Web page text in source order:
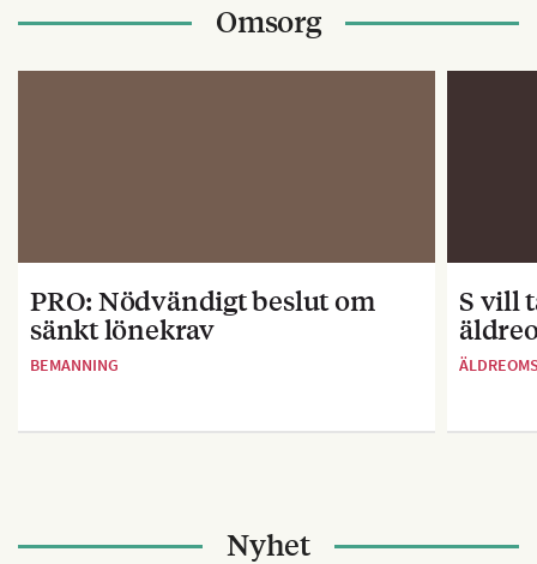
Omsorg
PRO: Nödvändigt beslut om
sänkt lönekrav
BEMANNING
S vill
Nyhet